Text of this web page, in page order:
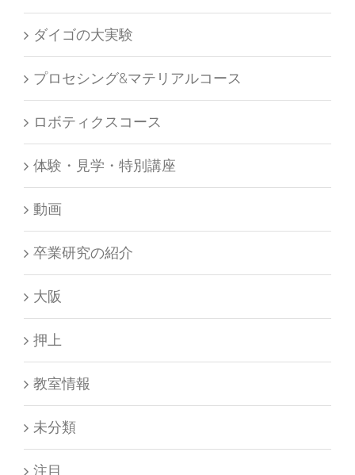
ダイゴの大実験
プロセシング&マテリアルコース
ロボティクスコース
体験・見学・特別講座
動画
卒業研究の紹介
大阪
押上
教室情報
未分類
注目